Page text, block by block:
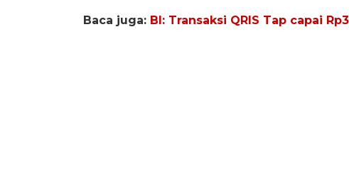
Baca juga: BI: Transaksi QRIS Tap capai